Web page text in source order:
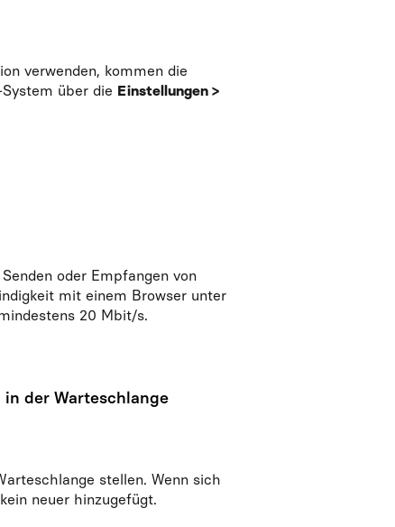
verwenden, kommen die
über die Einstellungen >
oder Empfangen von
mit einem Browser unter
20 Mbit/s.
der Warteschlange
stellen. Wenn sich
neuer hinzugefügt.